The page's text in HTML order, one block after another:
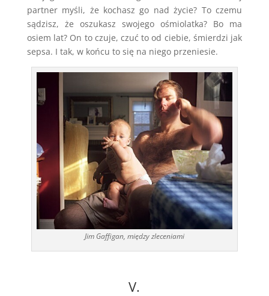
partner myśli, że kochasz go nad życie? To czemu
sądzisz, że oszukasz swojego ośmiolatka? Bo ma
osiem lat? On to czuje, czuć to od ciebie, śmierdzi jak
sepsa. I tak, w końcu to się na niego przeniesie.
Jim Gaffigan, między zleceniami
V.